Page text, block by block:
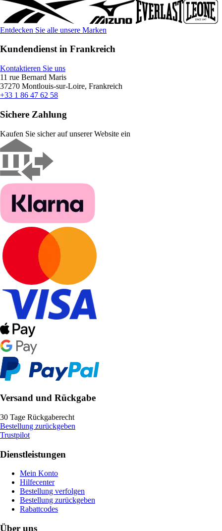
Entdecken Sie alle unsere Marken
Kundendienst in Frankreich
Kontaktieren Sie uns
11 rue Bernard Maris
37270 Montlouis-sur-Loire, Frankreich
+33 1 86 47 62 58
Sichere Zahlung
Kaufen Sie sicher auf unserer Website ein
Versand und Rückgabe
30 Tage Rückgaberecht
Bestellung zurückgeben
Trustpilot
Dienstleistungen
Mein Konto
Hilfecenter
Bestellung verfolgen
Bestellung zurückgeben
Rabattcodes
Über uns